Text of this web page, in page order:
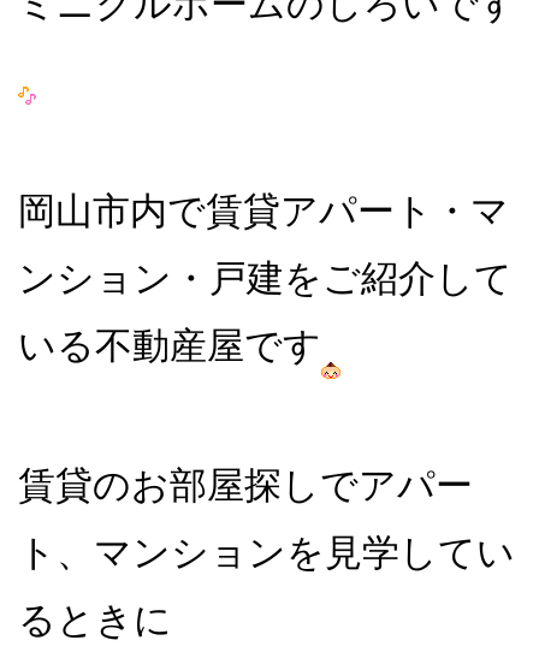
o
岡山市内で賃貸アパート・マ
ンション・戸建をご紹介して
いる不動産屋です
賃貸のお部屋探しでアパー
ト、マンションを見学してい
るときに